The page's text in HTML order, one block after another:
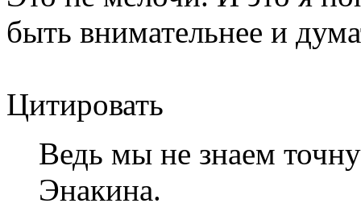
быть внимательнее и
Цитировать
Ведь мы не знаем
Энакина.